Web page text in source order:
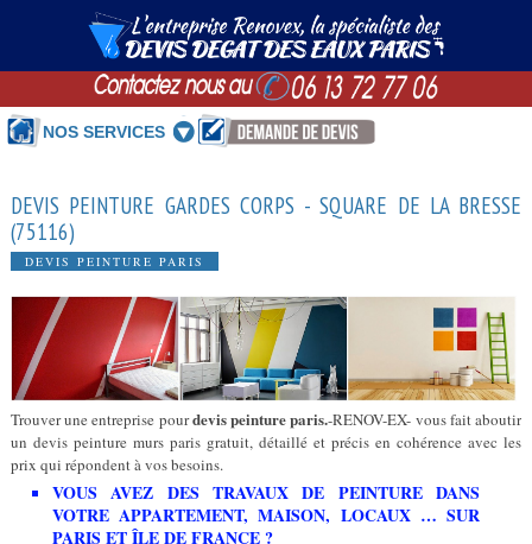
NOS SERVICES
DEVIS PEINTURE GARDES CORPS - SQUARE DE LA BRESSE
(75116)
DEVIS PEINTURE PARIS
Trouver une entreprise pourdevis peinture paris.-RENOV-EX- vous fait aboutir
un devis peinture murs paris gratuit, détaillé et précis en cohérence avec les
prix qui répondent à vos besoins.
VOUS AVEZ DES TRAVAUX DE PEINTURE DANS
VOTRE APPARTEMENT, MAISON, LOCAUX … SUR
PARIS ET ÎLE DE FRANCE ?